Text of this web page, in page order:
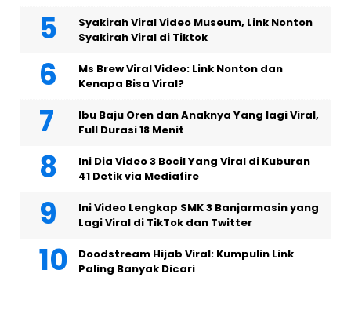
Syakirah Viral Video Museum, Link Nonton
Syakirah Viral di Tiktok
Ms Brew Viral Video: Link Nonton dan
Kenapa Bisa Viral?
Ibu Baju Oren dan Anaknya Yang lagi Viral,
Full Durasi 18 Menit
Ini Dia Video 3 Bocil Yang Viral di Kuburan
41 Detik via Mediafire
Ini Video Lengkap SMK 3 Banjarmasin yang
Lagi Viral di TikTok dan Twitter
Doodstream Hijab Viral: Kumpulin Link
Paling Banyak Dicari